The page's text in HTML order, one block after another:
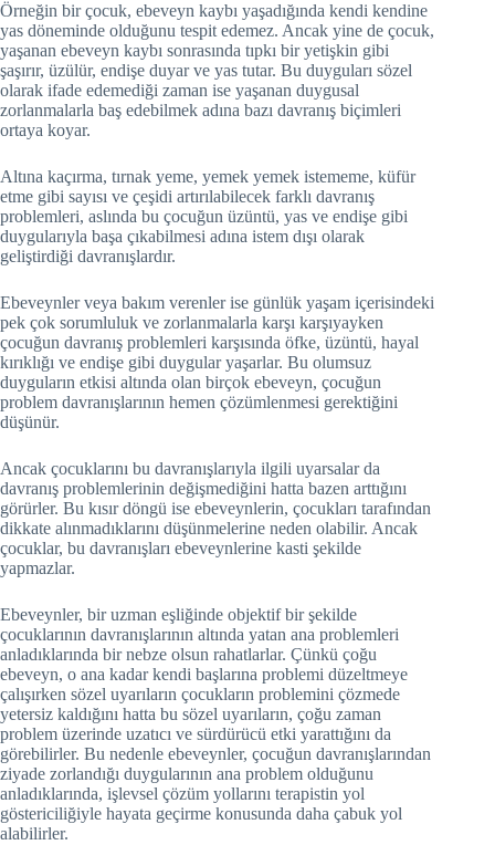
Örneğin bir çocuk, ebeveyn kaybı yaşadığında kendi kendine
yas döneminde olduğunu tespit edemez. Ancak yine de çocuk,
yaşanan ebeveyn kaybı sonrasında tıpkı bir yetişkin gibi
şaşırır, üzülür, endişe duyar ve yas tutar. Bu duyguları sözel
olarak ifade edemediği zaman ise yaşanan duygusal
zorlanmalarla baş edebilmek adına bazı davranış biçimleri
ortaya koyar.
Altına kaçırma, tırnak yeme, yemek yemek istememe, küfür
etme gibi sayısı ve çeşidi artırılabilecek farklı davranış
problemleri, aslında bu çocuğun üzüntü, yas ve endişe gibi
duygularıyla başa çıkabilmesi adına istem dışı olarak
geliştirdiği davranışlardır.
Ebeveynler veya bakım verenler ise günlük yaşam içerisindeki
pek çok sorumluluk ve zorlanmalarla karşı karşıyayken
çocuğun davranış problemleri karşısında öfke, üzüntü, hayal
kırıklığı ve endişe gibi duygular yaşarlar. Bu olumsuz
duyguların etkisi altında olan birçok ebeveyn, çocuğun
problem davranışlarının hemen çözümlenmesi gerektiğini
düşünür.
Ancak çocuklarını bu davranışlarıyla ilgili uyarsalar da
davranış problemlerinin değişmediğini hatta bazen arttığını
görürler. Bu kısır döngü ise ebeveynlerin, çocukları tarafından
dikkate alınmadıklarını düşünmelerine neden olabilir. Ancak
çocuklar, bu davranışları ebeveynlerine kasti şekilde
yapmazlar.
Ebeveynler, bir uzman eşliğinde objektif bir şekilde
çocuklarının davranışlarının altında yatan ana problemleri
anladıklarında bir nebze olsun rahatlarlar. Çünkü çoğu
ebeveyn, o ana kadar kendi başlarına problemi düzeltmeye
çalışırken sözel uyarıların çocukların problemini çözmede
yetersiz kaldığını hatta bu sözel uyarıların, çoğu zaman
problem üzerinde uzatıcı ve sürdürücü etki yarattığını da
görebilirler. Bu nedenle ebeveynler, çocuğun davranışlarından
ziyade zorlandığı duygularının ana problem olduğunu
anladıklarında, işlevsel çözüm yollarını terapistin yol
göstericiliğiyle hayata geçirme konusunda daha çabuk yol
alabilirler.